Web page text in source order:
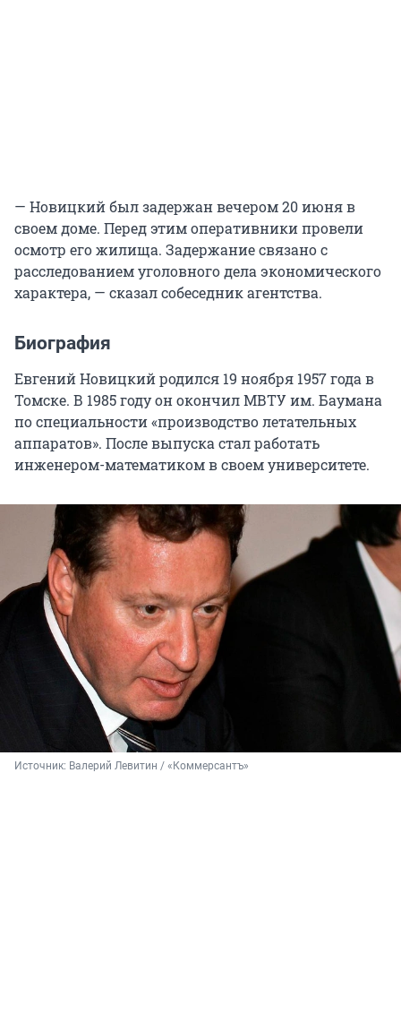
— Новицкий был задержан вечером 20 июня в
своем доме. Перед этим оперативники провели
осмотр его жилища. Задержание связано с
расследованием уголовного дела экономического
характера, — сказал собеседник агентства.
Биография
Евгений Новицкий родился 19 ноября 1957 года в
Томске. В 1985 году он окончил МВТУ им. Баумана
по специальности «производство летательных
аппаратов». После выпуска стал работать
инженером-математиком в своем университете.
Источник: Валерий Левитин / «Коммерсантъ»